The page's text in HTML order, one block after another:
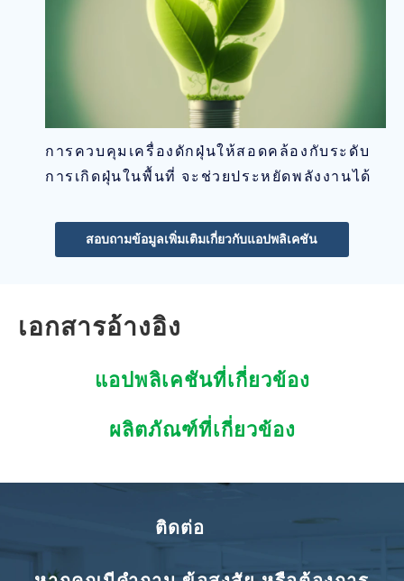
การควบคุมเครื่องดักฝุ่นให้สอดคล้องกับระดับ
การเกิดฝุ่นในพื้นที่ จะช่วยประหยัดพลังงานได้
สอบถามข้อมูลเพิ่มเติมเกี่ยวกับแอปพลิเคชัน
เอกสารอ้างอิง
แอปพลิเคชันที่เกี่ยวข้อง
ผลิตภัณฑ์ที่เกี่ยวข้อง
ติดต่อ